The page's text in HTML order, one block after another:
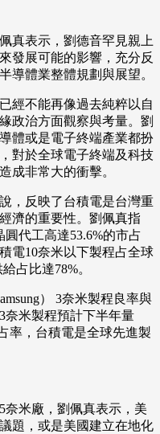
真表示，劉德音罕見親上
發展可能的影響，充分反
導體業整體規劃與展望。
經不能再像過去純粹以自
政治方面觀察與考量。劉
體或是電子終端產業都扮
對於全球電子終端及科技
成非常大的衝擊。
，反映了台積電是台灣重
濟的重要性。劉佩真指
代工高達53.6%的市占
電10奈米以下製程占全球
占比達78%。
） 3奈米製程良率與
奈米製程預計下半年量
率，台積電是全球先進製
奈米廠，劉佩真表示，美
題，或是美國建立在地化